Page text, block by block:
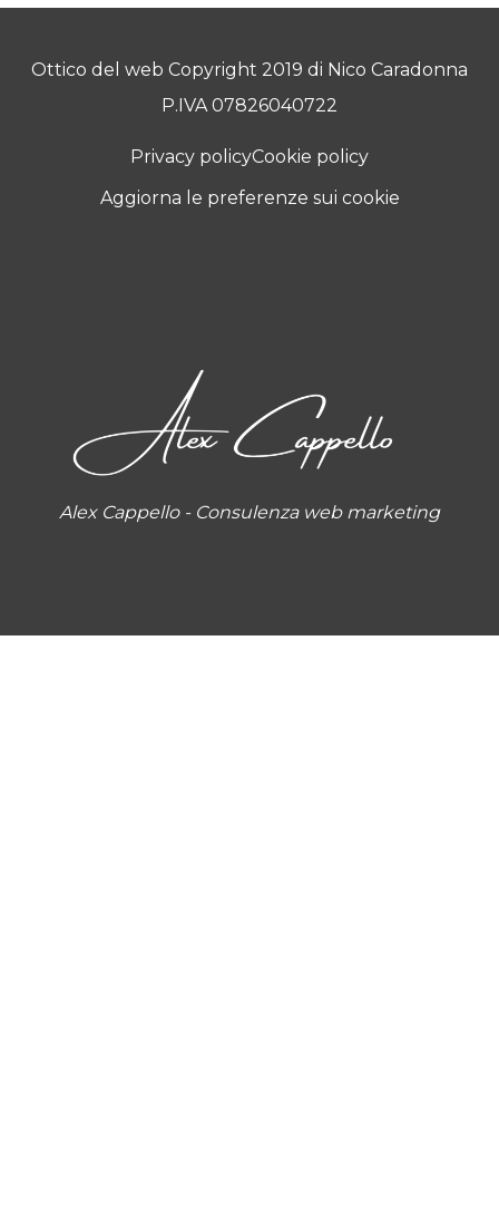
Ottico del web Copyright 2019 di Nico Caradonna
P.IVA 07826040722
Privacy policyCookie policy
Aggiorna le preferenze sui cookie
Alex Cappello - Consulenza web marketing